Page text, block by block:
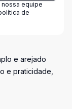
nossa equipe
de
e arejado
e praticidade,